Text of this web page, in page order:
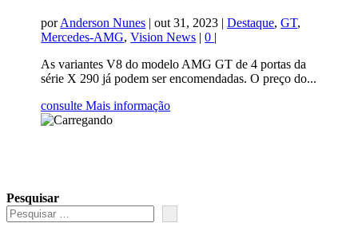
porAnderson Nunes |out 31, 2023 |Destaque,GT,
Mercedes-AMG,Vision News |0 |
As variantes V8 do modelo AMG GT de 4 portas da
série X 290 já podem ser encomendadas. O preço do...
consulte Mais informação
Pesquisar